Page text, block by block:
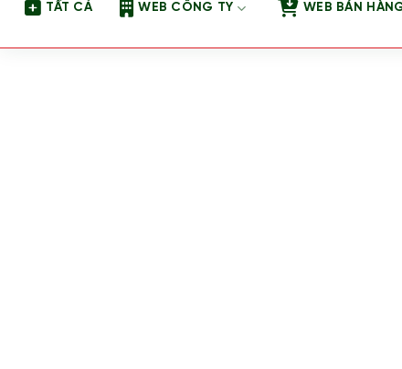
TẤT CẢ WEB CÔNG TY WEB BÁN